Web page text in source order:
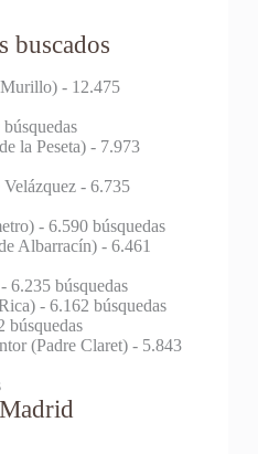
buscados
- 12.475
la Peseta)- 7.973
- 6.735
- 6.590 búsquedas
Albarracín)- 6.461
6.235 búsquedas
- 6.162 búsquedas
búsquedas
(Padre Claret)- 5.843